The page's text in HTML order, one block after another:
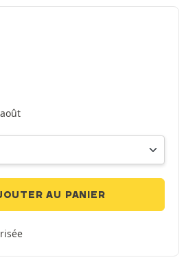
AU PANIER